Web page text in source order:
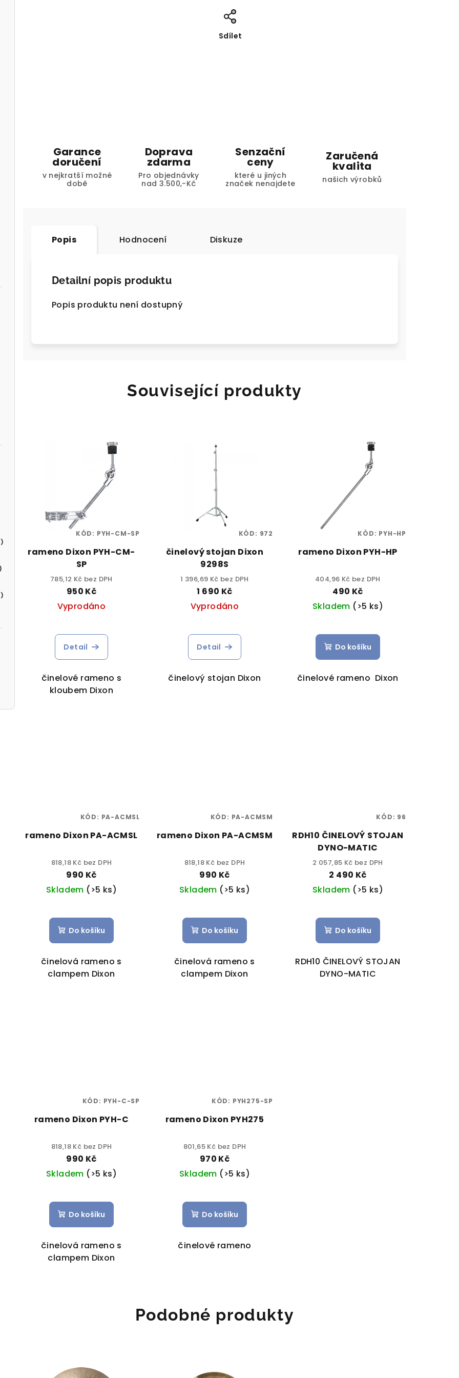
Sdílet
Garance
doručení
v nejkratší možné
době
Doprava
zdarma
Pro objednávky
nad 3.500,-Kč
Senzační
ceny
které u jiných
značek nenajdete
Zaručená
kvalita
našich výrobků
Popis Hodnocení Diskuze
Detailní popis produktu
Popis produktu není dostupný
Související produkty
rameno Dixon PYH-CM-
SP
785,12 Kč bez DPH
950 Kč
Vyprodáno
Detail
činelové rameno s
kloubem Dixon
KÓD: PYH-CM-SP
činelový stojan Dixon
9298S
1 396,69 Kč bez DPH
1 690 Kč
Vyprodáno
Detail
činelový stojan Dixon
KÓD: 972
rameno Dixon PYH-HP
404,96 Kč bez DPH
490 Kč
Skladem (>5 ks)
Do košíku
činelové rameno Dixon
KÓD: PYH-HP
rameno Dixon PA-ACMSL
818,18 Kč bez DPH
990 Kč
Skladem (>5 ks)
Do košíku
činelová rameno s
clampem Dixon
KÓD: PA-ACMSL
rameno Dixon PA-ACMSM
818,18 Kč bez DPH
990 Kč
Skladem (>5 ks)
Do košíku
činelová rameno s
clampem Dixon
KÓD: PA-ACMSM
RDH10 ČINELOVÝ STOJAN
DYNO-MATIC
2 057,85 Kč bez DPH
2 490 Kč
Skladem (>5 ks)
Do košíku
RDH10 ČINELOVÝ STOJAN
DYNO-MATIC
KÓD: 96
rameno Dixon PYH-C
818,18 Kč bez DPH
990 Kč
Skladem (>5 ks)
Do košíku
činelová rameno s
clampem Dixon
KÓD: PYH-C-SP
rameno Dixon PYH275
801,65 Kč bez DPH
970 Kč
Skladem (>5 ks)
Do košíku
činelové rameno
KÓD: PYH275-SP
Podobné produkty